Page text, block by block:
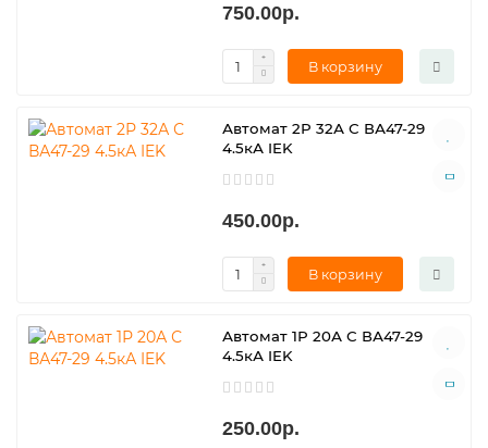
750.00р.
В корзину
Автомат 2Р 32А С ВА47-29
4.5кА IEK
450.00р.
В корзину
Автомат 1Р 20А С ВА47-29
4.5кА IEK
250.00р.